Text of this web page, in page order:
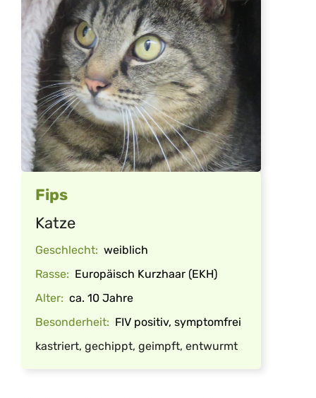
Fips
Katze
Geschlecht: weiblich
Rasse: Europäisch Kurzhaar (EKH)
Alter: ca. 10 Jahre
Besonderheit: FIV positiv, symptomfrei
kastriert, gechippt, geimpft, entwurmt